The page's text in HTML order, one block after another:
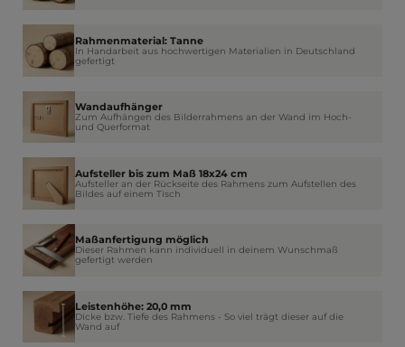
Rahmenmaterial: Tanne
In Handarbeit aus hochwertigen Materialien in Deutschland
gefertigt
Wandaufhänger
Zum Aufhängen des Bilderrahmens an der Wand im Hoch-
und Querformat
Aufsteller bis zum Maß 18x24 cm
Aufsteller an der Rückseite des Rahmens zum Aufstellen des
Bildes auf einem Tisch
Maßanfertigung möglich
Dieser Rahmen kann individuell in deinem Wunschmaß
gefertigt werden
Leistenhöhe: 20,0 mm
Dicke bzw. Tiefe des Rahmens - So viel trägt dieser auf die
Wand auf